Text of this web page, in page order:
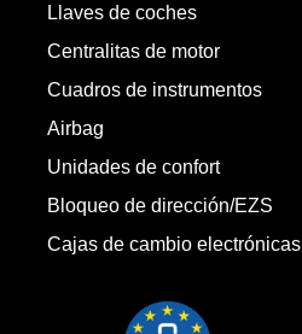
Llaves de coches
Centralitas de motor
Cuadros de instrumentos
Airbag
Unidades de confort
Bloqueo de dirección/EZS
Cajas de cambio electrónicas